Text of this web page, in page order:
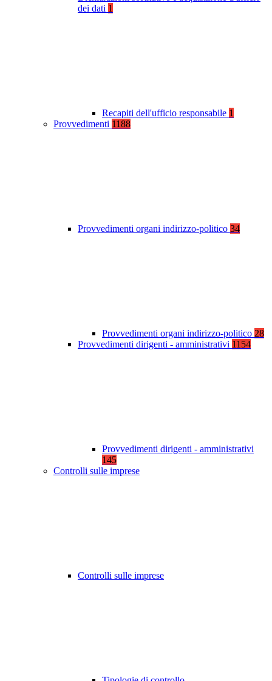
dei dati 1
Recapiti dell'ufficio responsabile 1
Provvedimenti 1188
Provvedimenti organi indirizzo-politico 34
Provvedimenti organi indirizzo-politico 28
Provvedimenti dirigenti - amministrativi 1154
Provvedimenti dirigenti - amministrativi
145
Controlli sulle imprese
Controlli sulle imprese